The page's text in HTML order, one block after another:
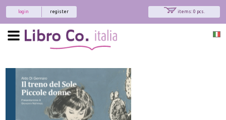
items: 0 pcs.
register
login